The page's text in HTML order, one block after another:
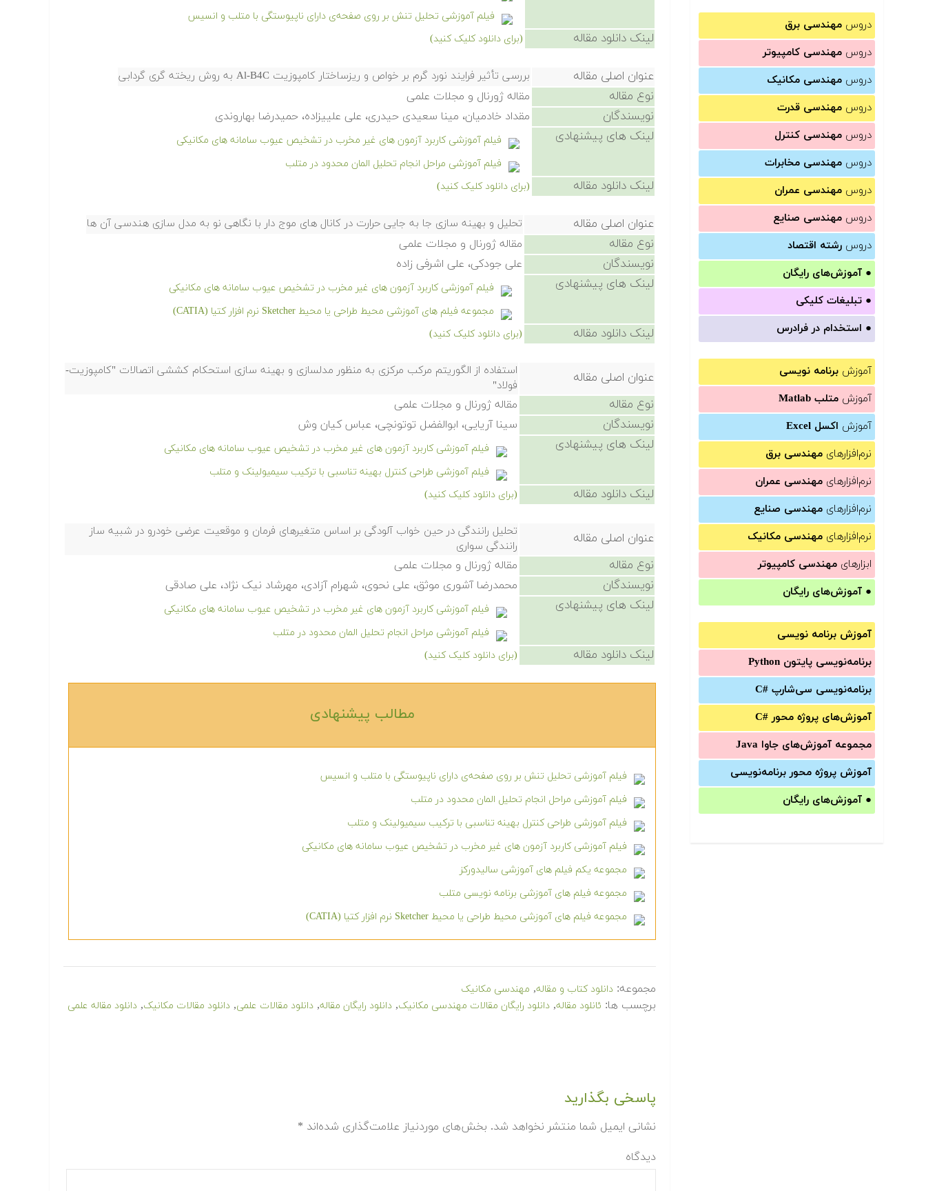
دروس مهندسی برق
دروس مهندسی کامپیوتر
دروس مهندسی مکانیک
دروس مهندسی قدرت
دروس مهندسی کنترل
دروس مهندسی مخابرات
دروس مهندسی عمران
دروس مهندسی صنایع
دروس رشته اقتصاد
● آموزش‌های رایگان
● تبلیغات کلیکی
● استخدام در فرادرس
آموزش برنامه نویسی
آموزش متلب Matlab
آموزش اکسل Excel
نرم‌افزارهای مهندسی برق
نرم‌افزارهای مهندسی عمران
نرم‌افزارهای مهندسی صنایع
نرم‌افزارهای مهندسی مکانیک
ابزارهای مهندسی کامپیوتر
● آموزش‌های رایگان
آموزش برنامه نویسی
برنامه‌نویسی پایتون Python
برنامه‌‌نویسی سی‌شارپ C#‎
آموزش‌های پروژه محور #C
مجموعه آموزش‌های جاوا Java
آموزش‌ پروژه محور برنامه‌نویسی
● آموزش‌های رایگان
فیلم آموزشی تحلیل تنش بر روی صفحه‌ی دارای ناپیوستگی با متلب و انسیس
لینک دانلود مقاله (برای دانلود کلیک کنید)
عنوان اصلی مقاله بررسی تأثیر فرایند نورد گرم بر خواص و ریزساختار کامپوزیت Al-B4C به روش ریخته گری گردابی
نوع مقاله مقاله ژورنال و مجلات علمی
نویسندگان مقداد خادمیان، مینا سعیدی حیدری، علی علییزاده، حمیدرضا بهاروندی
لینک های پیشنهادی
فیلم آموزشی کاربرد آزمون های غیر مخرب در تشخیص عیوب سامانه های مکانیکی
فیلم آموزشی مراحل انجام تحلیل المان محدود در متلب
لینک دانلود مقاله (برای دانلود کلیک کنید)
عنوان اصلی مقاله تحلیل و بهینه سازی جا به جایی حرارت در کانال های موج دار با نگاهی نو به مدل سازی هندسی آن ها
نوع مقاله مقاله ژورنال و مجلات علمی
نویسندگان علی جودکی، علی اشرفی زاده
لینک های پیشنهادی
فیلم آموزشی کاربرد آزمون های غیر مخرب در تشخیص عیوب سامانه های مکانیکی
مجموعه فیلم های آموزشی محیط طراحی یا محیط Sketcher نرم افزار کتیا (CATIA)
لینک دانلود مقاله (برای دانلود کلیک کنید)
عنوان اصلی مقاله
استفاده از الگوریتم مرکب مرکزی به منظور مدلسازی و بهینه سازی استحکام کششی اتصالات "کامپوزیت-
فولاد"
نوع مقاله مقاله ژورنال و مجلات علمی
نویسندگان سینا آریایی، ابوالفضل توتونچی، عباس کیان وش
لینک های پیشنهادی
فیلم آموزشی کاربرد آزمون های غیر مخرب در تشخیص عیوب سامانه های مکانیکی
فیلم آموزشی طراحی کنترل بهینه تناسبی با ترکیب سیمیولینک و متلب
لینک دانلود مقاله (برای دانلود کلیک کنید)
عنوان اصلی مقاله
تحلیل رانندگی در حین خواب آلودگی بر اساس متغیرهای فرمان و موقعیت عرضی خودرو در شبیه ساز
رانندگی سواری
نوع مقاله مقاله ژورنال و مجلات علمی
نویسندگان محمدرضا آشوری موثق، علی نحوی، شهرام آزادی، مهرشاد نیک نژاد، علی صادقی
لینک های پیشنهادی
فیلم آموزشی کاربرد آزمون های غیر مخرب در تشخیص عیوب سامانه های مکانیکی
فیلم آموزشی مراحل انجام تحلیل المان محدود در متلب
لینک دانلود مقاله (برای دانلود کلیک کنید)
مطالب پیشنهادی‎
فیلم آموزشی تحلیل تنش بر روی صفحه‌ی دارای ناپیوستگی با متلب و انسیس
فیلم آموزشی مراحل انجام تحلیل المان محدود در متلب
فیلم آموزشی طراحی کنترل بهینه تناسبی با ترکیب سیمیولینک و متلب
فیلم آموزشی کاربرد آزمون های غیر مخرب در تشخیص عیوب سامانه های مکانیکی
مجموعه یکم فیلم های آموزشی سالیدورکز
مجموعه فیلم های آموزشی برنامه نویسی متلب
مجموعه فیلم های آموزشی محیط طراحی یا محیط Sketcher نرم افزار کتیا (CATIA)
مجموعه: دانلود کتاب و مقاله, مهندسی مکانیک
برچسب ها: ئانلود مقاله, دانلود رایگان مقالات مهندسی مکانیک, دانلود رایگان مقاله, دانلود مقالات علمی, دانلود مقالات مکانیک, دانلود مقاله علمی
پاسخی بگذارید
نشانی ایمیل شما منتشر نخواهد شد. بخش‌های موردنیاز علامت‌گذاری شده‌اند *
دیدگاه